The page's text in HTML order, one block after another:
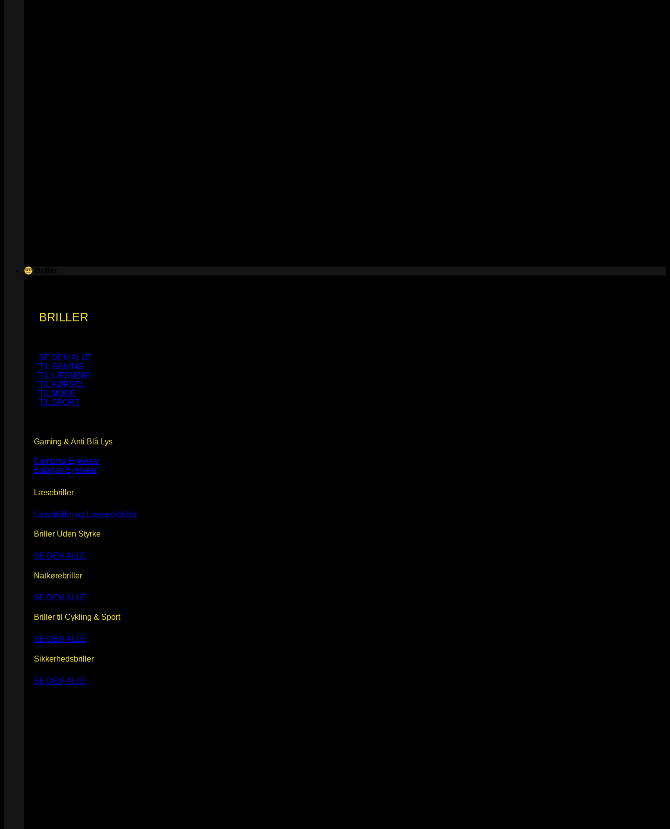
BRILLER
SE DEM ALLE
TIL GAMING
TIL LÆSNING
TIL KØRSEL
TIL MODE
TIL SPORT
Gaming & Anti Blå Lys
Combina Eyewear
Balagan Eyewear
Læsebriller
Læsebriller og Læsesolbriller
Briller Uden Styrke
SE DEM ALLE
Natkørebriller
SE DEM ALLE
Briller til Cykling & Sport
SE DEM ALLE
Sikkerhedsbriller
SE DEM ALLE